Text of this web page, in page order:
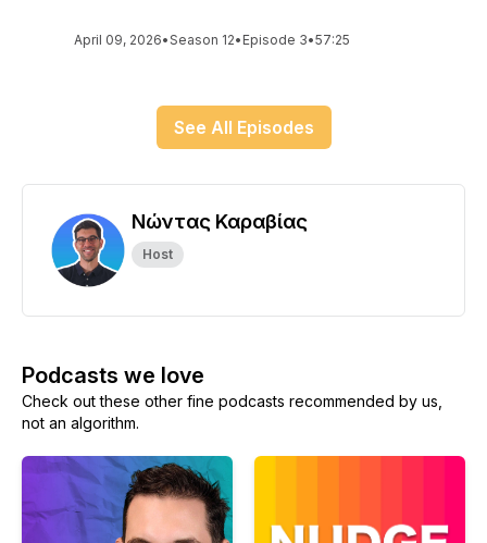
April 09, 2026•Season 12• Episode 3•57:25
See All Episodes
Νώντας Καραβίας
Host
Podcasts we love
Check out these other fine podcasts recommended by us,
not an algorithm.